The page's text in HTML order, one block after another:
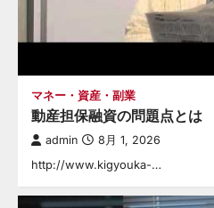
マネー・資産・副業
動産担保融資の問題点とは
admin 8月 1, 2026
http://www.kigyouka-…